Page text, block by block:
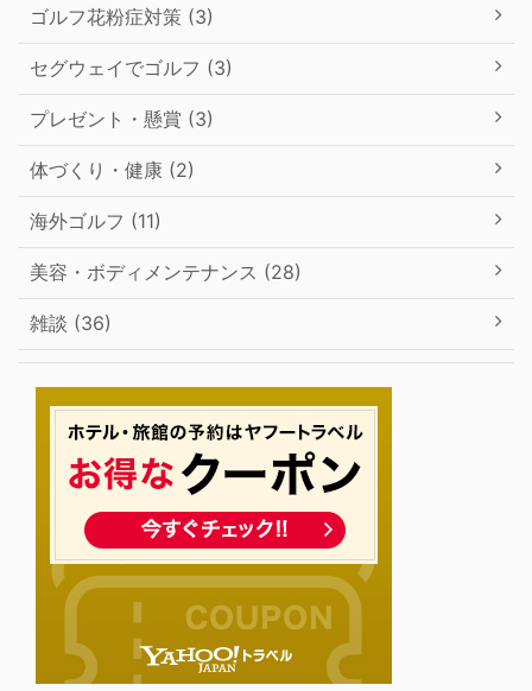
ゴルフ花粉症対策 (3)
セグウェイでゴルフ (3)
プレゼント・懸賞 (3)
体づくり・健康 (2)
海外ゴルフ (11)
美容・ボディメンテナンス (28)
雑談 (36)